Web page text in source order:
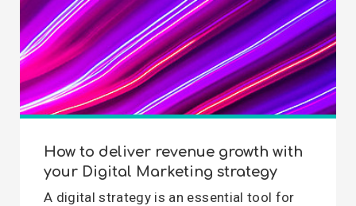
How to deliver revenue growth with
your Digital Marketing strategy
A digital strategy is an essential tool for